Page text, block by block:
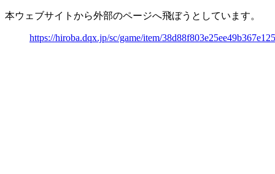
本ウェブサイトから外部のページへ飛ぼうとしています。
https://hiroba.dqx.jp/sc/game/item/